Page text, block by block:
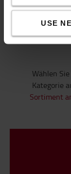
USE
Wählen
Kategorie
Sortiment